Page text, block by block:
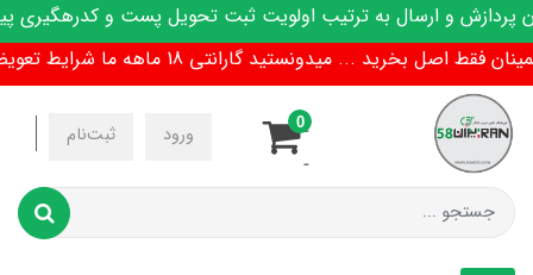
و ارسال به ترتیب اولویت ثبت تحویل پست و کدرهگیری
اصل بخرید ... میدونستید گارانتی 18 ماهه ما شرایط تعویض هم داره !
ورود ثبت‌نام
-
-
0